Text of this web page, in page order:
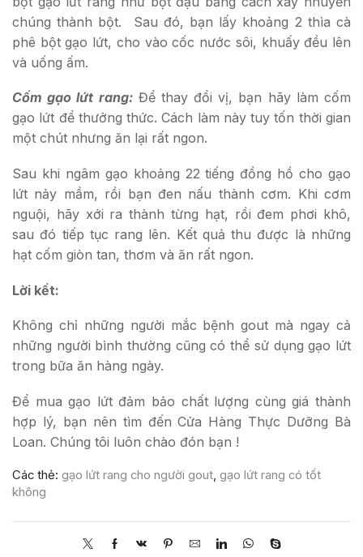
chúng thành bột. Sau đó, bạn lấy khoảng 2 thìa cà
phê bột gạo lứt, cho vào cốc nước sôi, khuấy đều lên
và uống ấm.
Cốm gạo lứt rang:Để thay đổi vị, bạn hãy làm cốm
gạo lứt để thưởng thức. Cách làm này tuy tốn thời gian
một chút nhưng ăn lại rất ngon.
Sau khi ngâm gạo khoảng 22 tiếng đồng hồ cho gạo
lứt nảy mầm, rồi bạn đen nấu thành cơm. Khi cơm
nguội, hãy xới ra thành từng hạt, rồi đem phơi khô,
sau đó tiếp tục rang lên. Kết quả thu được là những
hạt cốm giòn tan, thơm và ăn rất ngon.
Lời kết:
Không chỉ những người mắc bệnh gout mà ngay cả
những người bình thường cũng có thể sử dụng gạo lứt
trong bữa ăn hàng ngày.
Để mua gạo lứt đảm bảo chất lượng cùng giá thành
hợp lý, bạn nên tìm đến Cửa Hàng Thực Dưỡng Bà
Loan. Chúng tôi luôn chào đón bạn !
Các thẻ: gạo lứt rang cho người gout, gạo lứt rang có tốt
không